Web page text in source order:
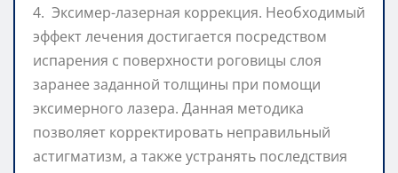
4. Эксимер-лазерная коррекция. Необходимый
эффект лечения достигается посредством
испарения с поверхности роговицы слоя
заранее заданной толщины при помощи
эксимерного лазера. Данная методика
позволяет корректировать неправильный
астигматизм, а также устранять последствия